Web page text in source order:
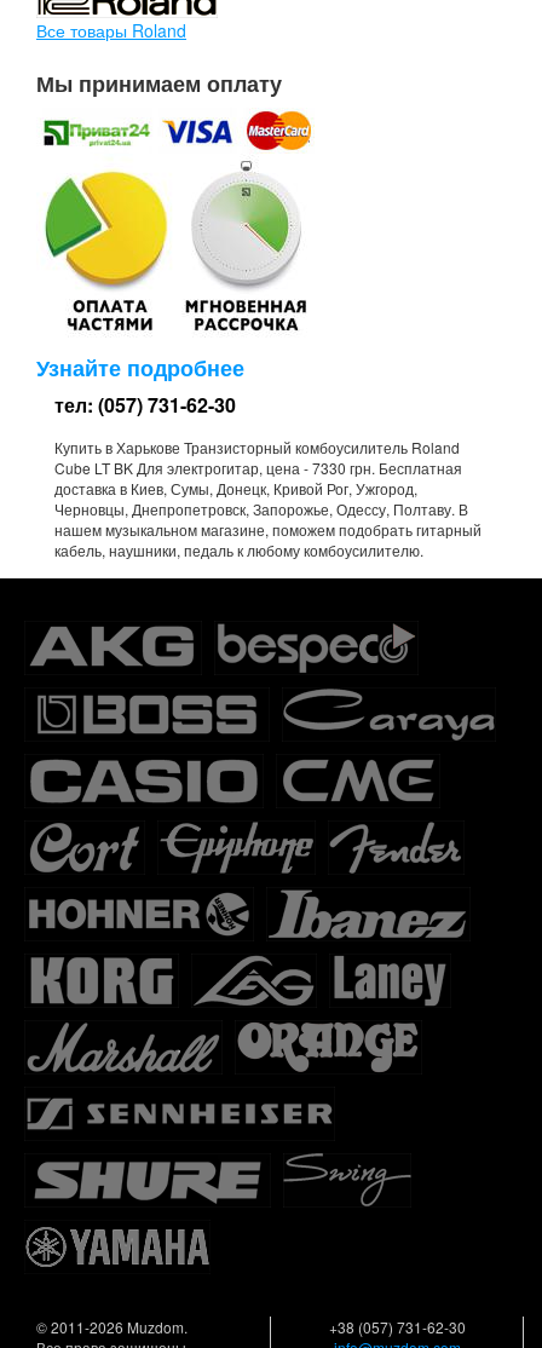
Все товары Roland
Мы принимаем оплату
Узнайте подробнее
тел: (057) 731-62-30
Купить в Харькове Транзисторный комбоусилитель Roland
Cube LT BK Для электрогитар, цена - 7330 грн. Бесплатная
доставка в Киев, Сумы, Донецк, Кривой Рог, Ужгород,
Черновцы, Днепропетровск, Запорожье, Одессу, Полтаву. В
нашем музыкальном магазине, поможем подобрать гитарный
кабель, наушники, педаль к любому комбоусилителю.
© 2011-2026 Muzdom.
+38 (057) 731-62-30